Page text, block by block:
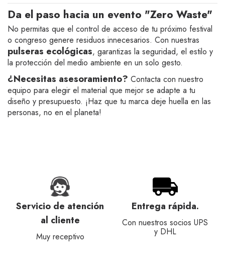
Da el paso hacia un evento "Zero Waste"
No permitas que el control de acceso de tu próximo festival
o congreso genere residuos innecesarios. Con nuestras
pulseras ecológicas, garantizas la seguridad, el estilo y
la protección del medio ambiente en un solo gesto.
¿Necesitas asesoramiento? Contacta con nuestro
equipo para elegir el material que mejor se adapte a tu
diseño y presupuesto. ¡Haz que tu marca deje huella en las
personas, no en el planeta!
Servicio de atención
al cliente
Muy receptivo
Entrega rápida.
Con nuestros socios UPS
y DHL